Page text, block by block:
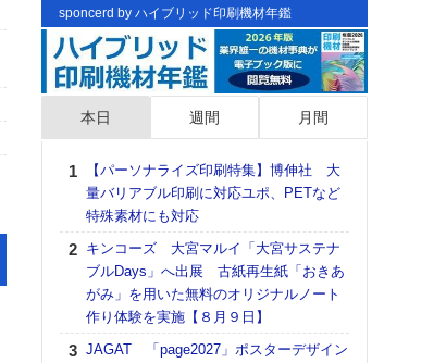
sponcerd by ハイブリッド印刷機材年鑑
本日 週間 月間
【パーソナライズ印刷特集】博伸社 大
量バリアブル印刷に対応ユポ、PETなど
特殊素材にも対応
キンコーズ 大宮マルイ「大宮サステナ
ブルDays」へ出展 古紙再生紙「おきあ
がみ」を用いた無料のオリジナルノート
作り体験を実施【８月９日】
JAGAT 「page2027」ポスターデザイン